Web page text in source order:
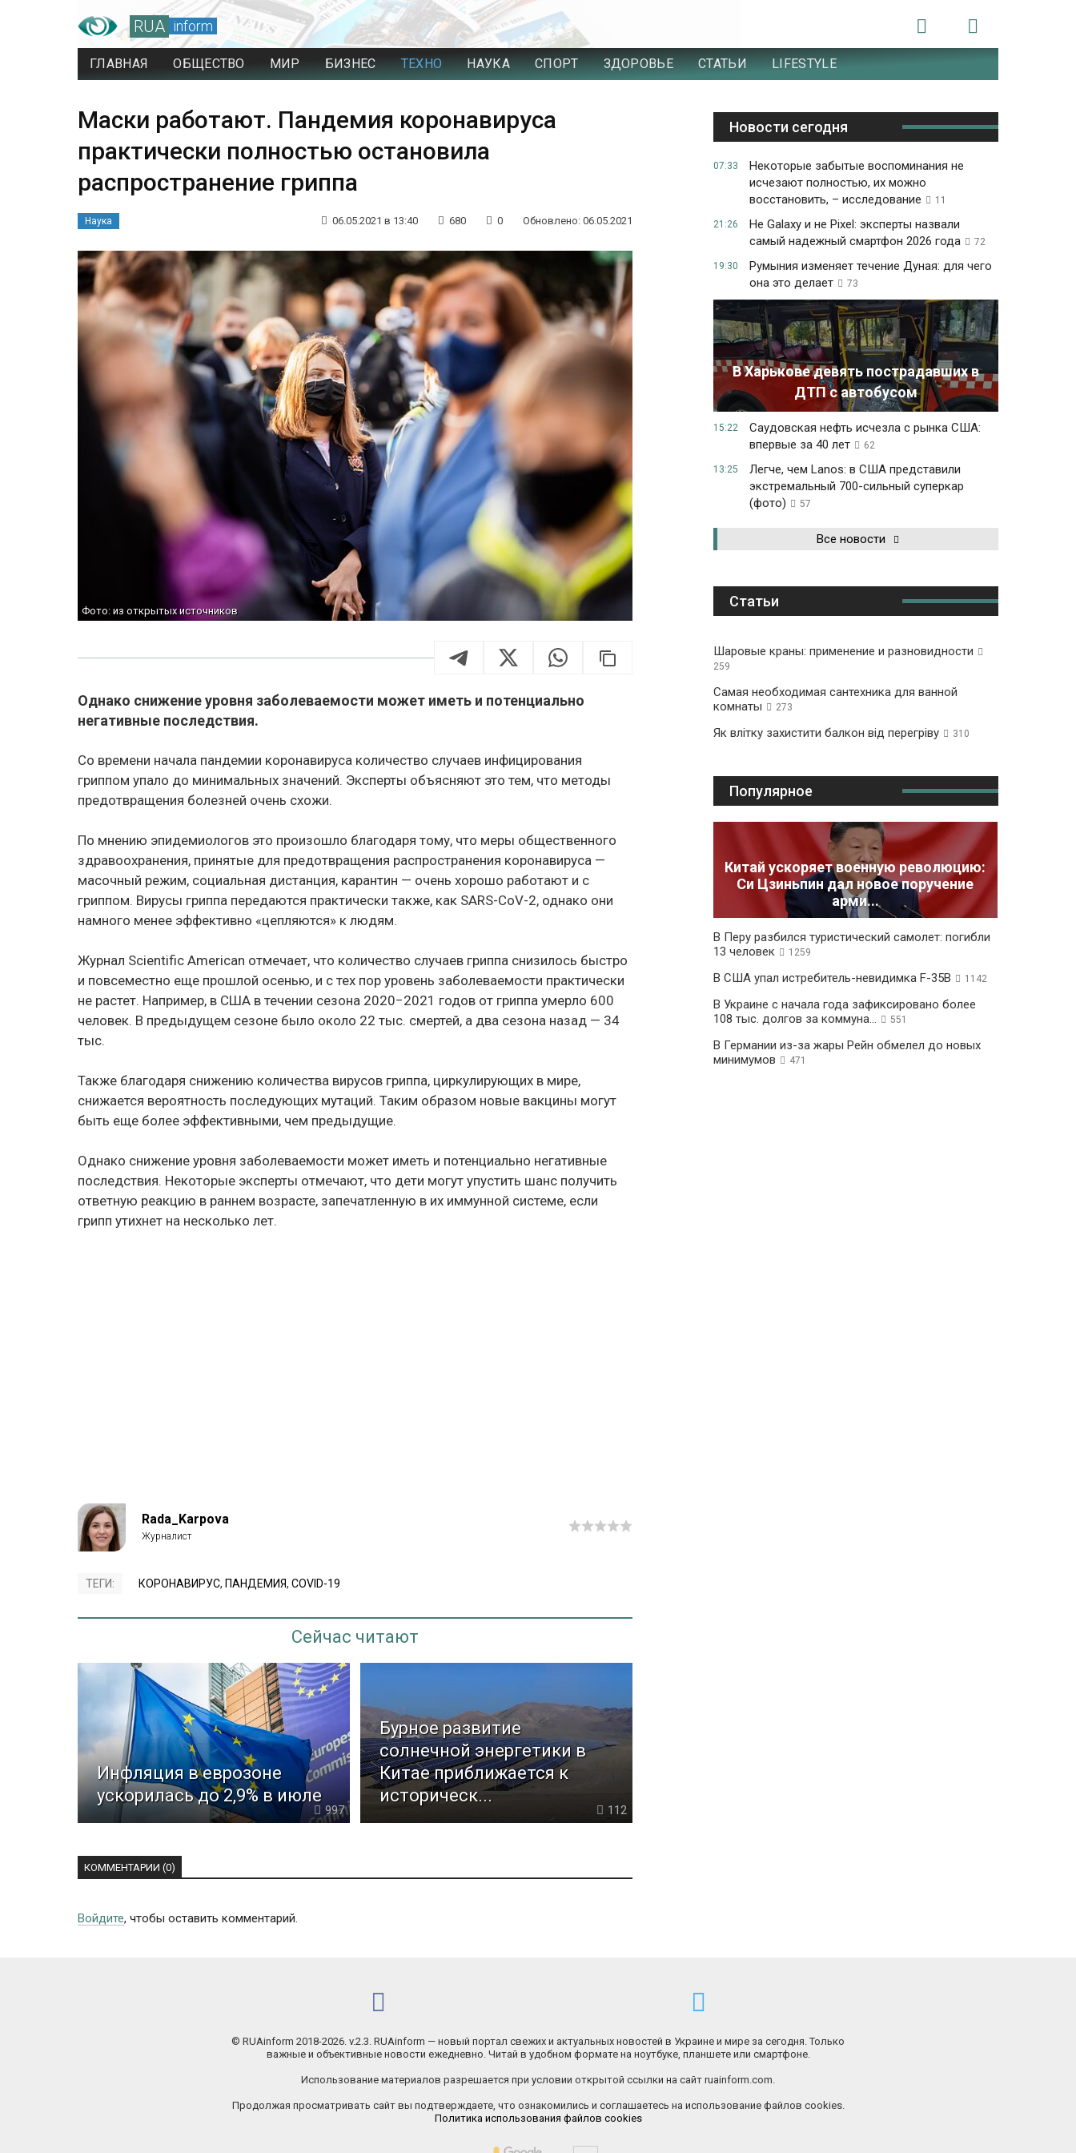
RUA inform
ГЛАВНАЯ ОБЩЕСТВО МИР БИЗНЕС ТЕХНО НАУКА СПОРТ ЗДОРОВЬЕ СТАТЬИ LIFESTYLE
Маски работают. Пандемия коронавируса
практически полностью остановила
распространение гриппа
Наука 06.05.2021 в 13:40 680 0 Обновлено: 06.05.2021
Фото: из открытых источников
Однако снижение уровня заболеваемости может иметь и потенциально
негативные последствия.
Со времени начала пандемии коронавируса количество случаев инфицирования
гриппом упало до минимальных значений. Эксперты объясняют это тем, что методы
предотвращения болезней очень схожи.
По мнению эпидемиологов это произошло благодаря тому, что меры общественного
здравоохранения, принятые для предотвращения распространения коронавируса —
масочный режим, социальная дистанция, карантин — очень хорошо работают и с
гриппом. Вирусы гриппа передаются практически также, как SARS-CoV-2, однако они
намного менее эффективно «цепляются» к людям.
Журнал Scientific American отмечает, что количество случаев гриппа снизилось быстро
и повсеместно еще прошлой осенью, и с тех пор уровень заболеваемости практически
не растет. Например, в США в течении сезона 2020−2021 годов от гриппа умерло 600
человек. В предыдущем сезоне было около 22 тыс. смертей, а два сезона назад — 34
тыс.
Также благодаря снижению количества вирусов гриппа, циркулирующих в мире,
снижается вероятность последующих мутаций. Таким образом новые вакцины могут
быть еще более эффективными, чем предыдущие.
Однако снижение уровня заболеваемости может иметь и потенциально негативные
последствия. Некоторые эксперты отмечают, что дети могут упустить шанс получить
ответную реакцию в раннем возрасте, запечатленную в их иммунной системе, если
грипп утихнет на несколько лет.
Rada_Karpova
ТЕГИ: КОРОНАВИРУС, ПАНДЕМИЯ, COVID-19
Сейчас читают
Инфляция в еврозоне
ускорилась до 2,9% в июле
997
Бурное развитие
солнечной энергетики в
Китае приближается к
историческ...
112
КОММЕНТАРИИ (0)
Войдите, чтобы оставить комментарий.
Новости сегодня
07:33
Некоторые забытые воспоминания не
исчезают полностью, их можно
восстановить, – исследование
11
21:26
Не Galaxy и не Pixel: эксперты назвали
самый надежный смартфон 2026 года
72
19:30
Румыния изменяет течение Дуная: для чего
она это делает
73
В Харькове девять пострадавших в
ДТП с автобусом
15:22
Саудовская нефть исчезла с рынка США:
впервые за 40 лет
62
13:25
Легче, чем Lanos: в США представили
экстремальный 700-сильный суперкар
(фото)
57
Все новости
Статьи
Шаровые краны: применение и разновидности
259
Самая необходимая сантехника для ванной
комнаты
273
Як влітку захистити балкон від перегріву 310
Популярное
Китай ускоряет военную революцию:
Си Цзиньпин дал новое поручение
арми...
В Перу разбился туристический самолет: погибли
13 человек
1259
В США упал истребитель-невидимка F-35B 1142
В Украине с начала года зафиксировано более
108 тыс. долгов за коммуна...
551
В Германии из-за жары Рейн обмелел до новых
минимумов
471
© RUAinform 2018-2026. v.2.3. RUAinform — новый портал свежих и актуальных новостей в Украине и мире за сегодня. Только
важные и объективные новости ежедневно. Читай в удобном формате на ноутбуке, планшете или смартфоне.
Использование материалов разрешается при условии открытой ссылки на сайт ruainform.com.
Продолжая просматривать сайт вы подтверждаете, что ознакомились и соглашаетесь на использование файлов cookies.
Политика использования файлов cookies